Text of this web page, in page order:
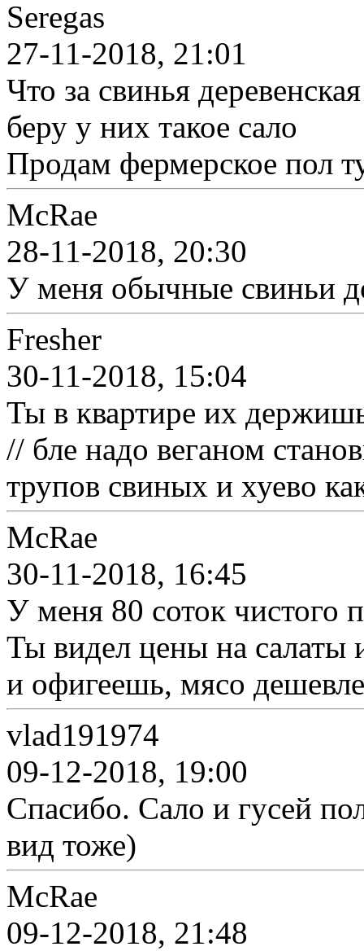
Seregas
27-11-2018, 21:01
Что за свинья
беру у них такое сало
Продам фермерское пол
McRae
28-11-2018, 20:30
У меня обычные свиньи
Fresher
30-11-2018, 15:04
Ты в квартире их
// бле надо веганом
трупов свиных и хуево
McRae
30-11-2018, 16:45
У меня 80 соток чистого
Ты видел цены на салаты
и офигеешь, мясо
vlad191974
09-12-2018, 19:00
Спасибо. Сало и гусей
вид тоже)
McRae
09-12-2018, 21:48